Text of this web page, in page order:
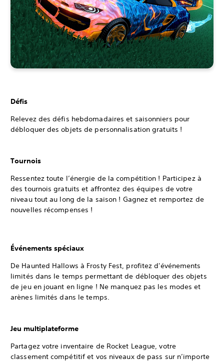
Défis
Relevez des défis hebdomadaires et saisonniers pour
débloquer des objets de personnalisation gratuits !
Tournois
Ressentez toute l’énergie de la compétition ! Participez à
des tournois gratuits et affrontez des équipes de votre
niveau tout au long de la saison ! Gagnez et remportez de
nouvelles récompenses !
Événements spéciaux
De Haunted Hallows à Frosty Fest, profitez d'événements
limités dans le temps permettant de débloquer des objets
de jeu en jouant en ligne ! Ne manquez pas les modes et
arènes limités dans le temps.
Jeu multiplateforme
Partagez votre inventaire de Rocket League, votre
classement compétitif et vos niveaux de pass sur n’importe